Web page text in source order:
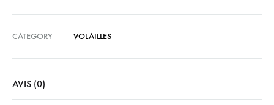
CATEGORY VOLAILLES
AVIS (0)